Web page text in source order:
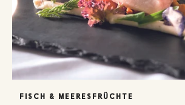
FISCH & MEERESFRÜCHTE